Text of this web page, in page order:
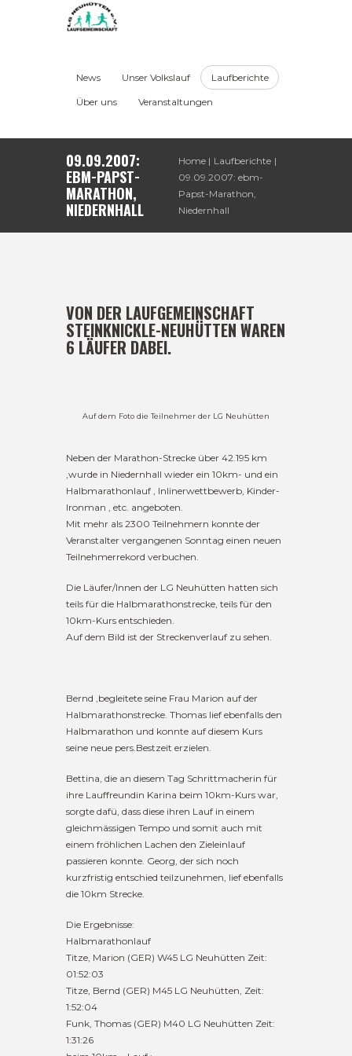
News Unser Volkslauf Laufberichte
Über uns Veranstaltungen
09.09.2007:
EBM-PAPST-
MARATHON,
NIEDERNHALL
Home
Laufberichte
09.09.2007: ebm-
Papst-Marathon,
Niedernhall
VON DER LAUFGEMEINSCHAFT
STEINKNICKLE-NEUHÜTTEN WAREN
6 LÄUFER DABEI.
Auf dem Foto die Teilnehmer der LG Neuhütten
Neben der Marathon-Strecke über 42.195 km
,wurde in Niedernhall wieder ein 10km- und ein
Halbmarathonlauf , Inlinerwettbewerb, Kinder-
Ironman , etc. angeboten.
Mit mehr als 2300 Teilnehmern konnte der
Veranstalter vergangenen Sonntag einen neuen
Teilnehmerrekord verbuchen.
Die Läufer/Innen der LG Neuhütten hatten sich
teils für die Halbmarathonstrecke, teils für den
10km-Kurs entschieden.
Auf dem Bild ist der Streckenverlauf zu sehen.
Bernd ,begleitete seine Frau Marion auf der
Halbmarathonstrecke. Thomas lief ebenfalls den
Halbmarathon und konnte auf diesem Kurs
seine neue pers.Bestzeit erzielen.
Bettina, die an diesem Tag Schrittmacherin für
ihre Lauffreundin Karina beim 10km-Kurs war,
sorgte dafü, dass diese ihren Lauf in einem
gleichmässigen Tempo und somit auch mit
einem fröhlichen Lachen den Zieleinlauf
passieren konnte. Georg, der sich noch
kurzfristig entschied teilzunehmen, lief ebenfalls
die 10km Strecke.
Die Ergebnisse:
Halbmarathonlauf
Titze, Marion (GER) W45 LG Neuhütten Zeit:
01:52:03
Titze, Bernd (GER) M45 LG Neuhütten, Zeit:
1:52:04
Funk, Thomas (GER) M40 LG Neuhütten Zeit:
1:31:26